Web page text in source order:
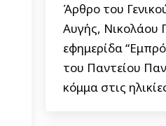
Άρθρο του
Αυγής, Νικολάου
εφημερίδα
του Παντείου
κόμμα στις